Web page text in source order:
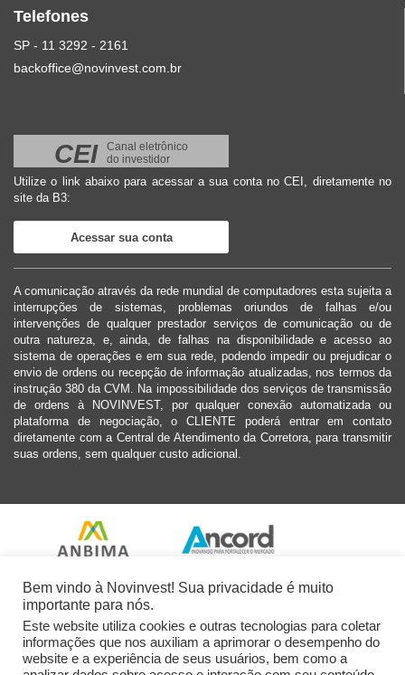
Telefones
SP - 11 3292 - 2161
backoffice@novinvest.com.br
CEI
Canal eletrônico
do investidor
Utilize o link abaixo para acessar a sua conta no CEI, diretamente no
site da B3:
Acessar sua conta
A comunicação através da rede mundial de computadores esta sujeita a
interrupções de sistemas, problemas oriundos de falhas e/ou
intervenções de qualquer prestador serviços de comunicação ou de
outra natureza, e, ainda, de falhas na disponibilidade e acesso ao
sistema de operações e em sua rede, podendo impedir ou prejudicar o
envio de ordens ou recepção de informação atualizadas, nos termos da
instrução 380 da CVM. Na impossibilidade dos serviços de transmissão
de ordens à NOVINVEST, por qualquer conexão automatizada ou
plataforma de negociação, o CLIENTE poderá entrar em contato
diretamente com a Central de Atendimento da Corretora, para transmitir
suas ordens, sem qualquer custo adicional.
Bem vindo à Novinvest! Sua privacidade é muito
importante para nós.
Este website utiliza cookies e outras tecnologias para coletar
informações que nos auxiliam a aprimorar o desempenho do
website e a experiência de seus usuários, bem como a